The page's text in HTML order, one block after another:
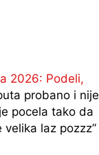
2026: Podeli,
probano i nije
pocela tako da
velika laz pozzz”